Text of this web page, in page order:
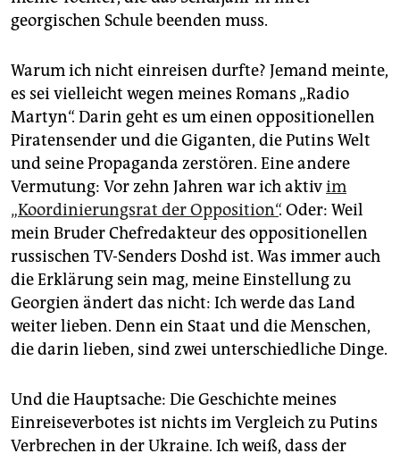
georgischen Schule beenden muss.
Warum ich nicht einreisen durfte? Jemand meinte,
es sei vielleicht wegen meines Romans „Radio
Martyn“. Darin geht es um einen oppositionellen
Piratensender und die Giganten, die Putins Welt
und seine Propaganda zerstören. Eine andere
Vermutung: Vor zehn Jahren war ich aktivim
„Koordinierungsrat der Opposition“. Oder: Weil
mein Bruder Chefredakteur des oppositionellen
russischen TV-Senders Doshd ist. Was immer auch
die Erklärung sein mag, meine Einstellung zu
Georgien ändert das nicht: Ich werde das Land
weiter lieben. Denn ein Staat und die Menschen,
die darin lieben, sind zwei unterschiedliche Dinge.
Und die Hauptsache: Die Geschichte meines
Einreiseverbotes ist nichts im Vergleich zu Putins
Verbrechen in der Ukraine. Ich weiß, dass der